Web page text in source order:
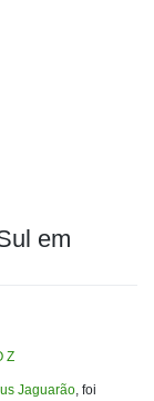
em
Z
Jaguarão, foi